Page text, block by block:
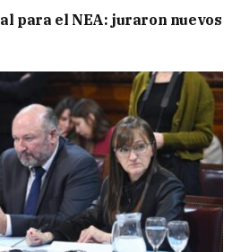
para el NEA: juraron nuevos